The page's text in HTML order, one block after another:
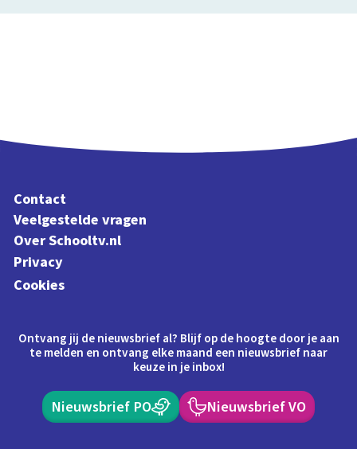
Contact
Veelgestelde vragen
Over Schooltv.nl
Privacy
Cookies
Ontvang jij de nieuwsbrief al? Blijf op de hoogte door je aan
te melden en ontvang elke maand een nieuwsbrief naar
keuze in je inbox!
Nieuwsbrief PO Nieuwsbrief VO